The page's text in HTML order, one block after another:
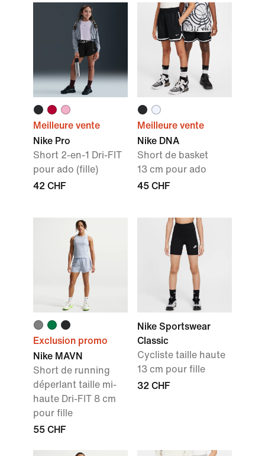
Meilleure vente
Nike Pro
Short 2-en-1 Dri-FIT
pour ado (fille)
42 CHF
Meilleure vente
Nike DNA
Short de basket
13 cm pour ado
45 CHF
Exclusion promo
Nike MAVN
Short de running
déperlant taille mi-
haute Dri-FIT 8 cm
pour fille
55 CHF
Nike Sportswear
Classic
Cycliste taille haute
13 cm pour fille
32 CHF